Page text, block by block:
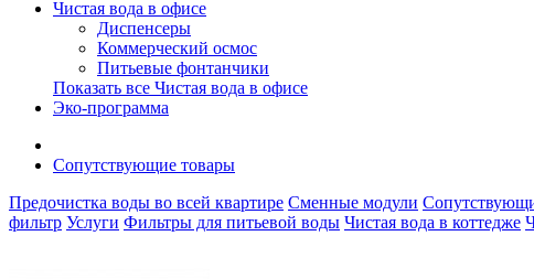
Чистая вода в офисе
Диспенсеры
Коммерческий осмос
Питьевые фонтанчики
Показать все Чистая вода в офисе
Эко-программа
Сопутствующие товары
Предочистка воды во всей квартире Сменные модули
фильтр Услуги Фильтры для питьевой воды Чистая вода в коттедже